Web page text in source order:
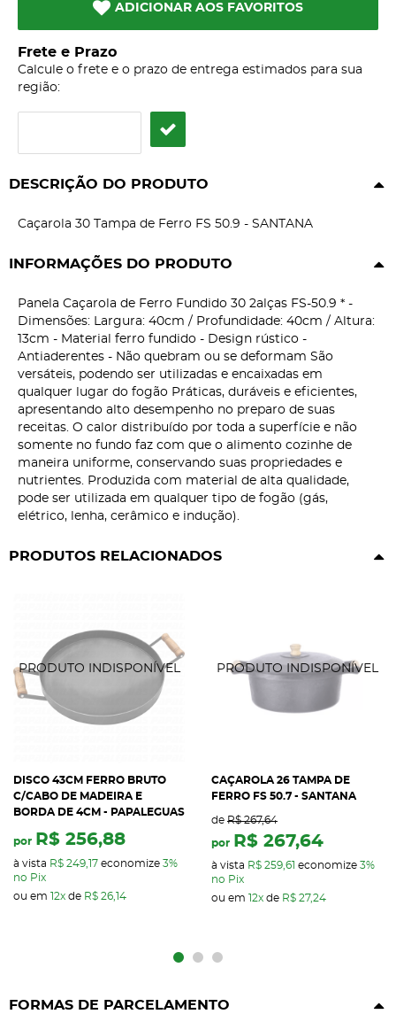
ADICIONAR AOS FAVORITOS
Frete e Prazo
Calcule o frete e o prazo de entrega estimados para sua
região:
DESCRIÇÃO DO PRODUTO
Caçarola 30 Tampa de Ferro FS 50.9 - SANTANA
INFORMAÇÕES DO PRODUTO
Panela Caçarola de Ferro Fundido 30 2alças FS-50.9 * -
Dimensões: Largura: 40cm / Profundidade: 40cm / Altura:
13cm - Material ferro fundido - Design rústico -
Antiaderentes - Não quebram ou se deformam São
versáteis, podendo ser utilizadas e encaixadas em
qualquer lugar do fogão Práticas, duráveis e eficientes,
apresentando alto desempenho no preparo de suas
receitas. O calor distribuído por toda a superfície e não
somente no fundo faz com que o alimento cozinhe de
maneira uniforme, conservando suas propriedades e
nutrientes. Produzida com material de alta qualidade,
pode ser utilizada em qualquer tipo de fogão (gás,
elétrico, lenha, cerâmico e indução).
PRODUTOS RELACIONADOS
DISCO 43CM FERRO BRUTO
C/CABO DE MADEIRA E
BORDA DE 4CM - PAPALEGUAS
por R$ 256,88
à vista R$ 249,17 economize 3%
no Pix
ou em
12x de R$ 26,14
CAÇAROLA 26 TAMPA DE
FERRO FS 50.7 - SANTANA
de R$ 267,64
por R$ 267,64
à vista R$ 259,61 economize 3%
no Pix
ou em
12x de R$ 27,24
FORMAS DE PARCELAMENTO